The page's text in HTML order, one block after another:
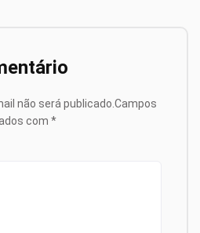
não será publicado. Campos
com *